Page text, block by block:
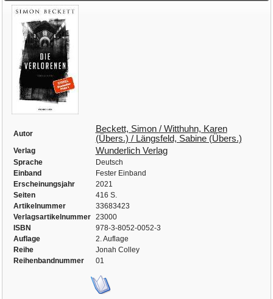
Autor
Beckett, Simon / Witthuhn, Karen
(Übers.) / Längsfeld, Sabine (Übers.)
Verlag Wunderlich Verlag
Sprache
Deutsch
Einband
Fester Einband
Erscheinungsjahr
2021
Seiten
416 S.
Artikelnummer
33683423
Verlagsartikelnummer
23000
ISBN
978-3-8052-0052-3
Auflage
2. Auflage
Reihe
Jonah Colley
Reihenbandnummer
01